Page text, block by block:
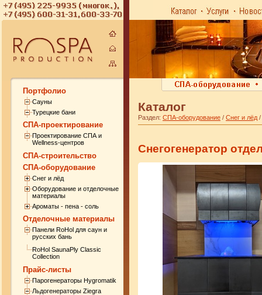
Портфолио
Сауны
Турецкие бани
СПА-проектирование
Проектирование СПА и
Wellness-центров
СПА-строительство
СПА-оборудование
Снег и лёд
Оборудование и отделочные
материалы
Ароматы - пена - соль
Отделочные материалы
Панели RoHol для саун и
русских бань
RoHol SaunaPly Classic
Collection
Прайс-листы
Парогенераторы Hygromatik
Льдогенераторы Ziegra
Каталог
Раздел: СПА-оборудование / Снег и лёд /
Снегогенератор